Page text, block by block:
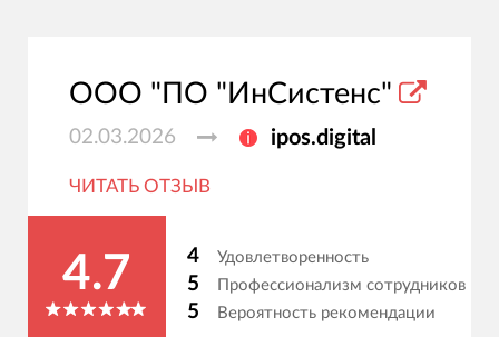
ООО "ПО "ИнСистенс"
02.03.2026 ipos.digital
ЧИТАТЬ ОТЗЫВ
4.7 4 Удовлетворенность
5 Профессионализм сотрудников
5 Вероятность рекомендации